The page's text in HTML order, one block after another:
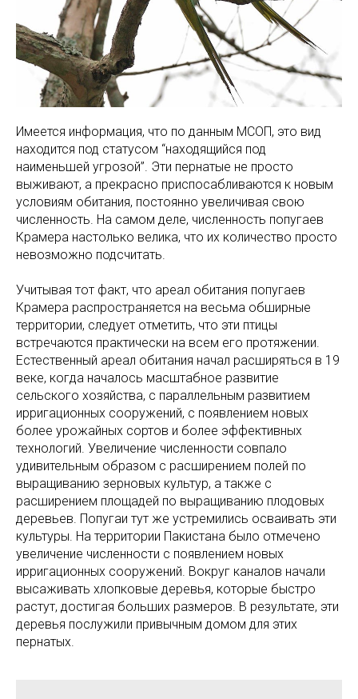
Имеется информация, что по данным МСОП, это вид
находится под статусом “находящийся под
наименьшей угрозой”. Эти пернатые не просто
выживают, а прекрасно приспосабливаются к новым
условиям обитания, постоянно увеличивая свою
численность. На самом деле, численность попугаев
Крамера настолько велика, что их количество просто
невозможно подсчитать.
Учитывая тот факт, что ареал обитания попугаев
Крамера распространяется на весьма обширные
территории, следует отметить, что эти птицы
встречаются практически на всем его протяжении.
Естественный ареал обитания начал расширяться в 19
веке, когда началось масштабное развитие
сельского хозяйства, с параллельным развитием
ирригационных сооружений, с появлением новых
более урожайных сортов и более эффективных
технологий. Увеличение численности совпало
удивительным образом с расширением полей по
выращиванию зерновых культур, а также с
расширением площадей по выращиванию плодовых
деревьев. Попугаи тут же устремились осваивать эти
культуры. На территории Пакистана было отмечено
увеличение численности с появлением новых
ирригационных сооружений. Вокруг каналов начали
высаживать хлопковые деревья, которые быстро
растут, достигая больших размеров. В результате, эти
деревья послужили привычным домом для этих
пернатых.